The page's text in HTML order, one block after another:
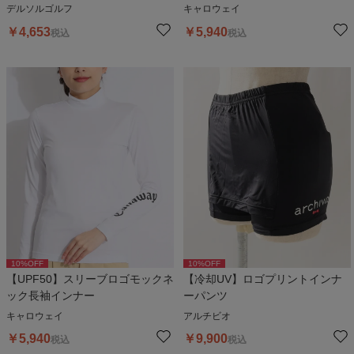
デルソルゴルフ
￥4,653税込
キャロウェイ
￥5,940税込
10%OFF
【UPF50】スリーブロゴモックネ
ック長袖インナー
キャロウェイ
￥5,940税込
10%OFF
【冷却UV】ロゴプリントインナ
ーパンツ
アルチビオ
￥9,900税込